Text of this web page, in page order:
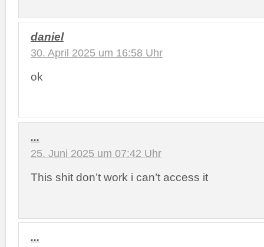
daniel
30. April 2025 um 16:58 Uhr
ok
...
25. Juni 2025 um 07:42 Uhr
This shit don’t work i can’t access it
...